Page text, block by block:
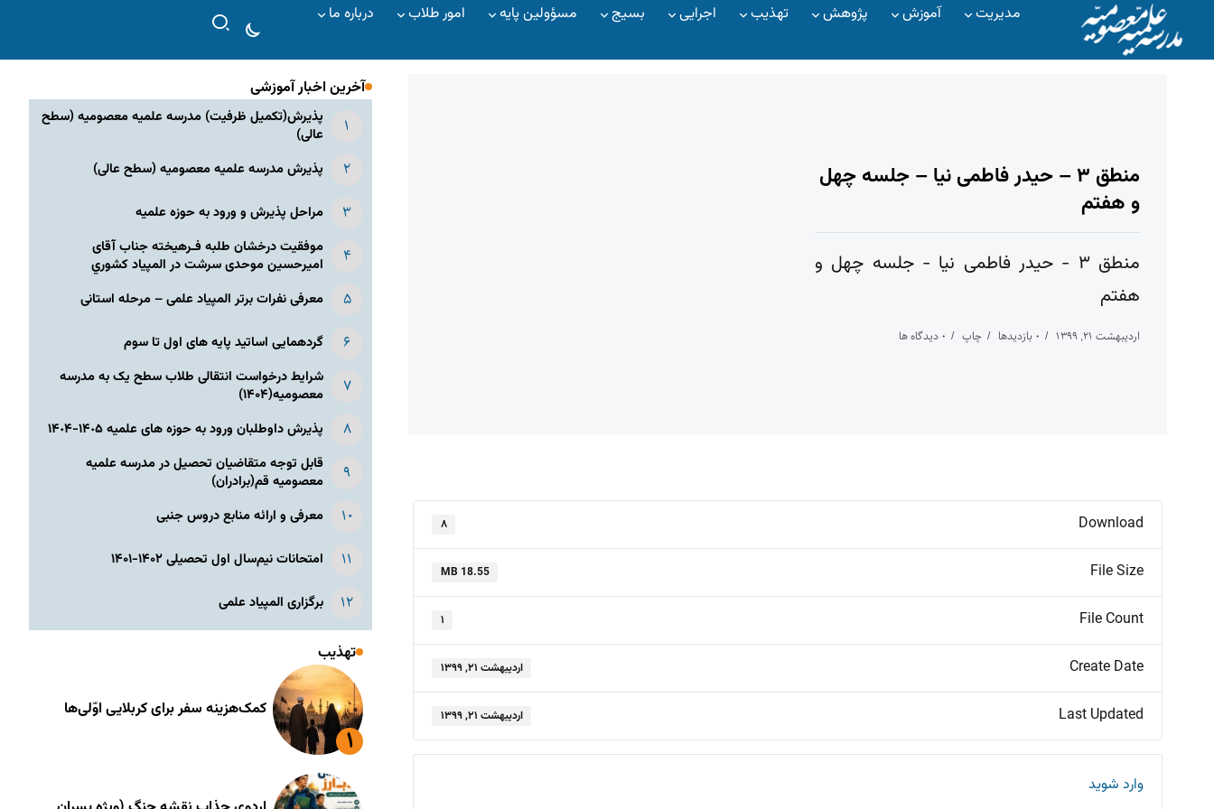
مدیریت آموزش پژوهش تهذیب اجرایی بسیج مسؤولین پایه امور طلاب درباره ما
منطق ۳ – حیدر فاطمی نیا – جلسه چهل
و هفتم
منطق ۳ - حیدر فاطمی نیا - جلسه چهل و
هفتم
اردیبهشت ۲۱, ۱۳۹۹ ۰ بازدیدها چاپ ۰ دیدگاه ها
Download ۸
File Size
18.55 MB
File Count ۱
Create Date اردیبهشت ۲۱, ۱۳۹۹
Last Updated اردیبهشت ۲۱, ۱۳۹۹
وارد شوید
آخرین اخبار آموزشی
پذیرش(تکمیل ظرفیت) مدرسه علمیه معصومیه‌ (سطح
عالی)
پذیرش مدرسه علمیه معصومیه‌ (سطح عالی)
مراحل پذیرش و ورود به حوزه علمیه
موفقیت درخشان طلبه فـرهیخته جناب آقای
امیرحسین موحدی سرشت در المپياد كشوري
معرفی نفرات برتر المپیاد علمی – مرحله استانی
گردهمایی اساتید پایه های اول تا سوم
شرایط درخواست انتقالی طلاب سطح یک به مدرسه
معصومیه(۱۴۰۴)
پذیرش داوطلبان ورود به حوزه های علمیه ١۴٠۵-١۴٠۴
قابل توجه متقاضیان تحصیل در مدرسه علمیه
معصومیه قم(برادران)
معرفی و ارائه منابع دروس جنبی
امتحانات نیم‌سال اول تحصیلی ۱۴۰۲-۱۴۰۱
برگزاری المپیاد علمی
تهذیب
کمک‌هزینه سفر برای کربلایی اوّلی‌ها